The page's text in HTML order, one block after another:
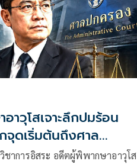
าวุโสเจาะลึกปมร้อน
ดเริ่มต้นถึงศาล
ดีตผู้พิพากษาอาวุโส